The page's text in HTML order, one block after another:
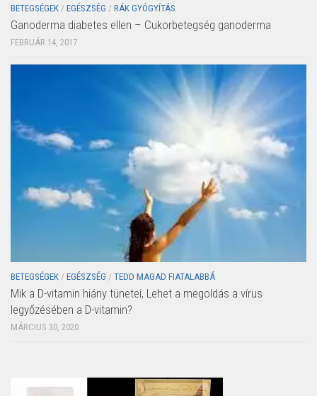
BETEGSÉGEK / EGÉSZSÉG / RÁK GYÓGYÍTÁS
Ganoderma diabetes ellen – Cukorbetegség ganoderma
FEBRUÁR 14, 2017
BETEGSÉGEK / EGÉSZSÉG / TEDD MAGAD FIATALABBÁ
Mik a D-vitamin hiány tünetei, Lehet a megoldás a vírus
legyőzésében a D-vitamin?
MÁRCIUS 30, 2020